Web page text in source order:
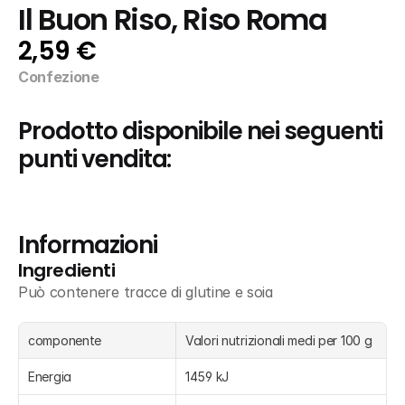
Il Buon Riso, Riso Roma
2,59 €
Confezione
Prodotto disponibile nei seguenti
punti vendita:
Informazioni
Ingredienti
Può contenere tracce di glutine e soia
componente Valori nutrizionali medi per 100 g
Energia 1459 kJ